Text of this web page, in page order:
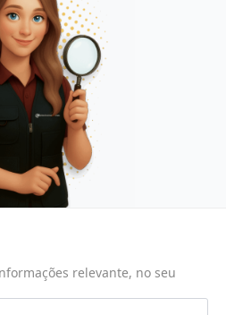
relevante, no seu